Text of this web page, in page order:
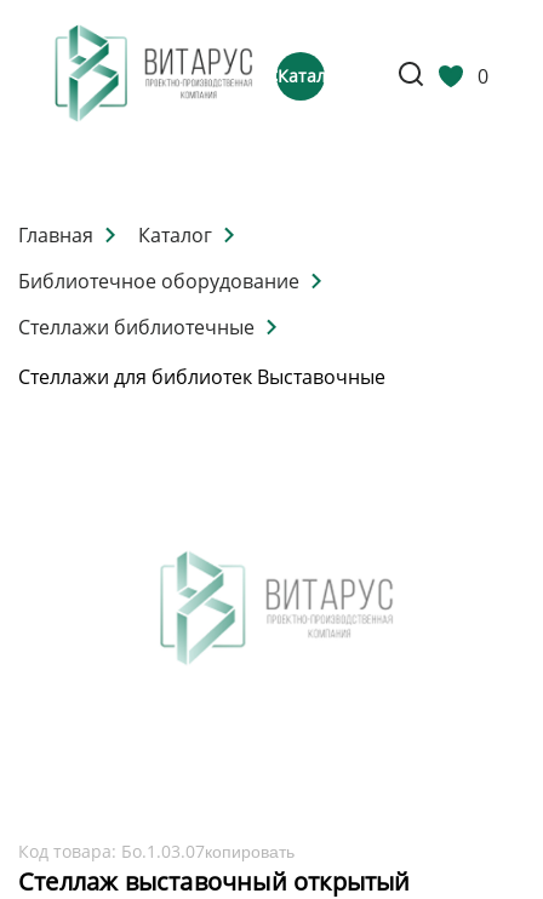
Каталог 0
Главная
Каталог
Библиотечное оборудование
Стеллажи библиотечные
Стеллажи для библиотек Выставочные
Код товара: Бо.1.03.07копировать
Стеллаж выставочный открытый